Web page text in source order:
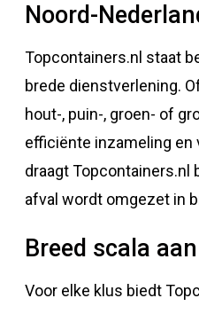
Noord-
Topcontainers.nl staat
brede dienstverlening.
hout-, puin-, groen- of
efficiënte inzameling
draagt Topcontainers.nl
afval wordt omgezet in
Breed scala
Voor elke klus biedt